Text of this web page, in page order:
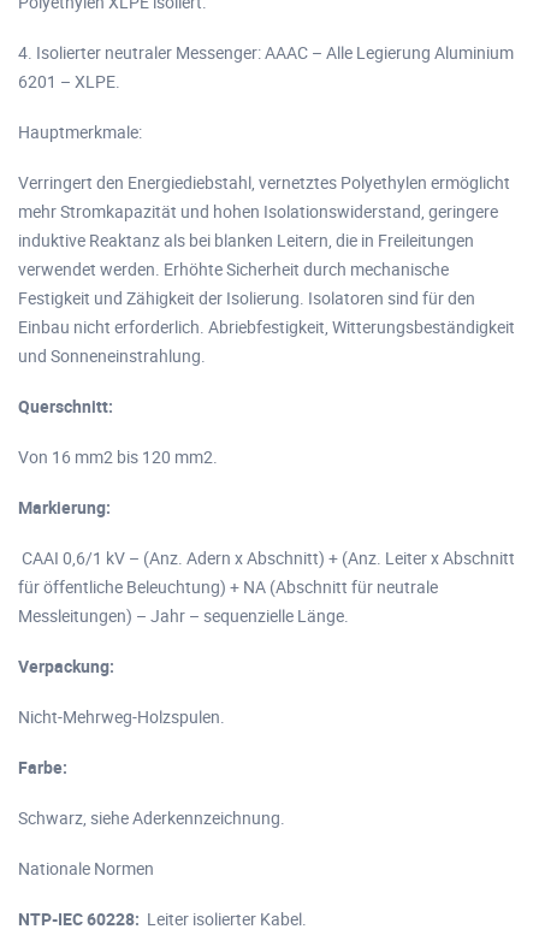
4. Isolierter neutraler Messenger: AAAC – Alle Legierung Aluminium
6201 – XLPE.
Hauptmerkmale:
Verringert den Energiediebstahl, vernetztes Polyethylen ermöglicht
mehr Stromkapazität und hohen Isolationswiderstand, geringere
induktive Reaktanz als bei blanken Leitern, die in Freileitungen
verwendet werden. Erhöhte Sicherheit durch mechanische
Festigkeit und Zähigkeit der Isolierung. Isolatoren sind für den
Einbau nicht erforderlich. Abriebfestigkeit, Witterungsbeständigkeit
und Sonneneinstrahlung.
Querschnitt:
Von 16 mm2 bis 120 mm2.
Markierung:
CAAI 0,6/1 kV – (Anz. Adern x Abschnitt) + (Anz. Leiter x Abschnitt
für öffentliche Beleuchtung) + NA (Abschnitt für neutrale
Messleitungen) – Jahr – sequenzielle Länge.
Verpackung:
Nicht-Mehrweg-Holzspulen.
Farbe:
Schwarz, siehe Aderkennzeichnung.
Nationale Normen
NTP-IEC 60228: Leiter isolierter Kabel.